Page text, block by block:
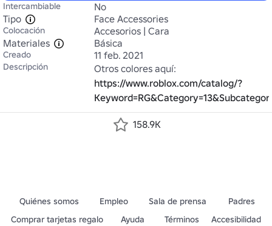
Intercambiable
No
Tipo
Face Accessories
Colocación
Accesorios | Cara
Materiales
Básica
Creado 11 feb. 2021
Descripción
https://www.roblox.com/catalog/?
158.9K
Quiénes somos Empleo Sala de prensa
Padres
Comprar tarjetas regalo
Ayuda Términos Accesibilidad